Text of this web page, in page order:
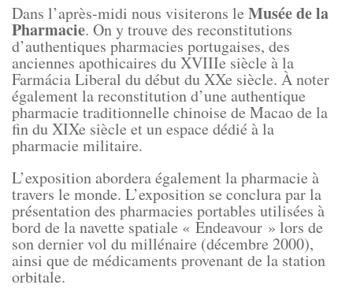
Dans l’après-midi nous visiterons le Musée de la
Pharmacie. On y trouve des reconstitutions
d’authentiques pharmacies portugaises, des
anciennes apothicaires du XVIIIe siècle à la
Farmácia Liberal du début du XXe siècle. À noter
également la reconstitution d’une authentique
pharmacie traditionnelle chinoise de Macao de la
fin du XIXe siècle et un espace dédié à la
pharmacie militaire.
L’exposition abordera également la pharmacie à
travers le monde. L’exposition se conclura par la
présentation des pharmacies portables utilisées à
bord de la navette spatiale « Endeavour » lors de
son dernier vol du millénaire (décembre 2000),
ainsi que de médicaments provenant de la station
orbitale.